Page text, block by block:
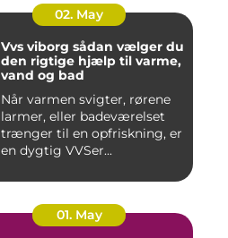
02. May
Vvs viborg sådan vælger du
den rigtige hjælp til varme,
vand og bad
Når varmen svigter, rørene
larmer, eller badeværelset
trænger til en opfriskning, er
en dygtig VVSer...
01. May